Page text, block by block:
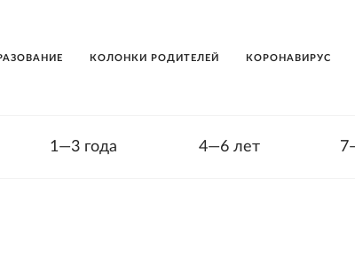
КОЛОНКИ РОДИТЕЛЕЙ КОРОНАВИРУС
1—3 года 4—6 лет